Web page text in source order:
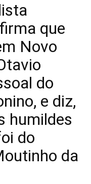
que
Novo
do
e diz,
humildes
do
da